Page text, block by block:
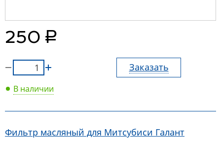
250 руб.
Заказать
В наличии
Фильтр масляный для Митсубиси Галант